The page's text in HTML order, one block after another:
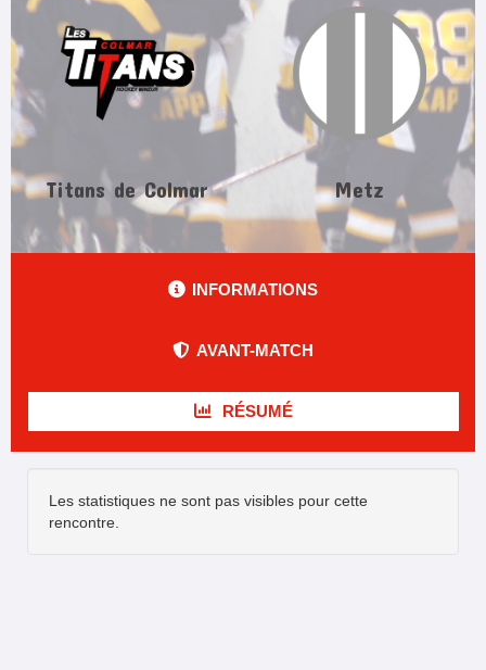
Titans de Colmar Metz
INFORMATIONS
AVANT-MATCH
RÉSUMÉ
Les statistiques ne sont pas visibles pour cette
rencontre.